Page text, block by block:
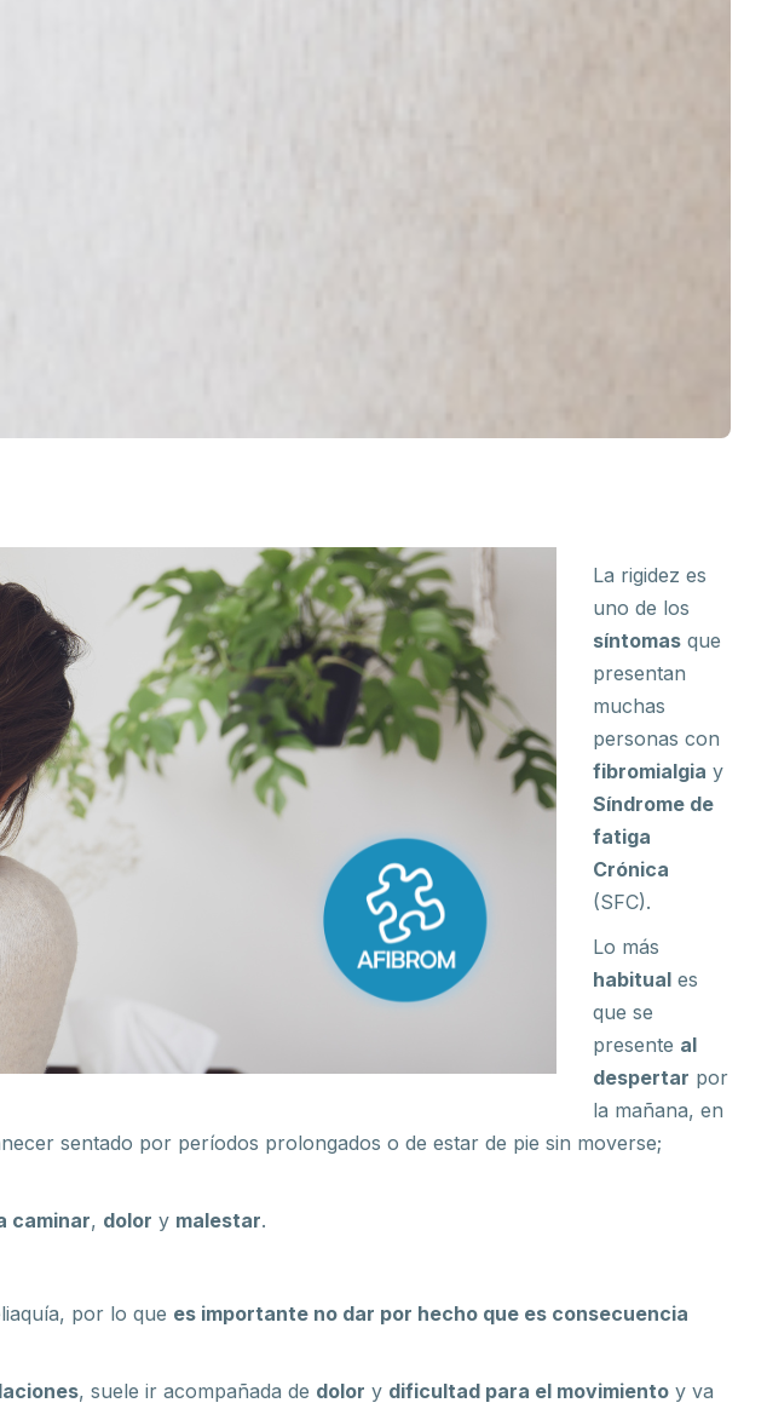
La rigidez es
uno de los
síntomas que
presentan
muchas
personas con
fibromialgia y
Síndrome de
fatiga
Crónica
(SFC).
Lo más
habitual es
que se
presente al
despertar por
la mañana, en
sentado por períodos prolongados o de estar de pie sin moverse;
caminar, dolor y malestar.
por lo que es importante no dar por hecho que es consecuencia
, suele ir acompañada de dolor y dificultad para el movimiento y va